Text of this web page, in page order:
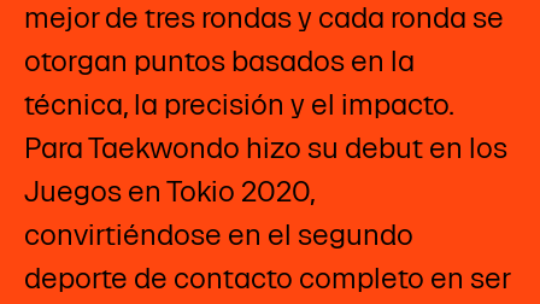
mejor de tres rondas y cada ronda se
otorgan puntos basados en la
técnica, la precisión y el impacto.
Para Taekwondo hizo su debut en los
Juegos en Tokio 2020,
convirtiéndose en el segundo
deporte de contacto completo en ser